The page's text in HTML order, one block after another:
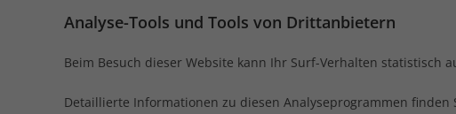
Analyse-Tools und Tools von Dritt­anbietern
Beim Besuch dieser Website kann Ihr Surf-Verhalten statistisch
Detaillierte Informationen zu diesen Analyseprogrammen